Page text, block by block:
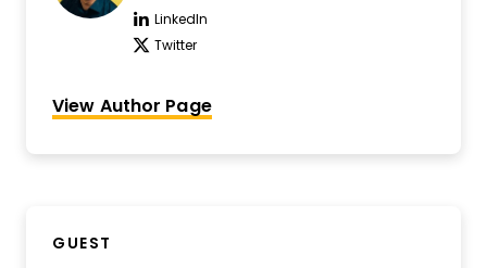
LinkedIn
Opens new window
Twitter
Opens new window
View Author Page
GUEST